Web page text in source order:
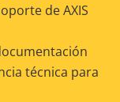
de AXIS
técnica para